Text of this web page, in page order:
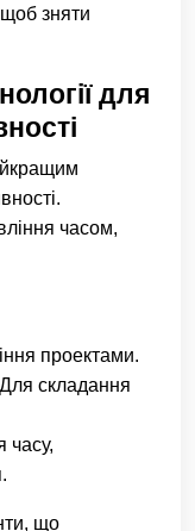
щоб зняти
для
часом,
проектами.
Для складання
часу,
що